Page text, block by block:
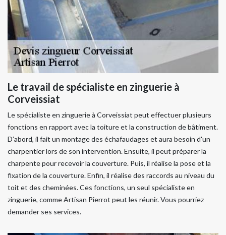
Le travail de spécialiste en zinguerie à
Corveissiat
Le spécialiste en zinguerie à Corveissiat peut effectuer plusieurs
fonctions en rapport avec la toiture et la construction de bâtiment.
D’abord, il fait un montage des échafaudages et aura besoin d'un
charpentier lors de son intervention. Ensuite, il peut préparer la
charpente pour recevoir la couverture. Puis, il réalise la pose et la
fixation de la couverture. Enfin, il réalise des raccords au niveau du
toit et des cheminées. Ces fonctions, un seul spécialiste en
zinguerie, comme Artisan Pierrot peut les réunir. Vous pourriez
demander ses services.